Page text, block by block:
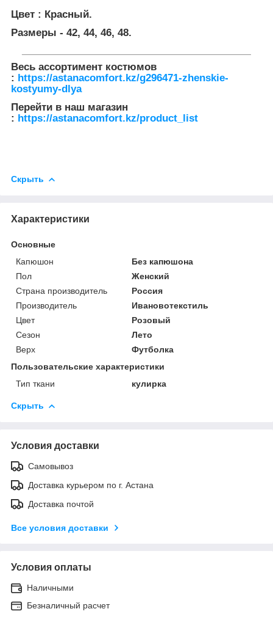
Цвет : Красный.
Размеры - 42, 44, 46, 48.
Весь ассортимент костюмов
: https://astanacomfort.kz/g296471-zhenskie-
kostyumy-dlya​
Перейти в наш магазин
: https://astanacomfort.kz/product_list
Скрыть
Характеристики
Основные
Капюшон
Без капюшона
Пол
Женский
Страна производитель
Россия
Производитель
Ивановотекстиль
Цвет
Розовый
Сезон
Лето
Верх
Футболка
Пользовательские характеристики
Тип ткани
кулирка
Скрыть
Условия доставки
Самовывоз
Доставка курьером по г. Астана
Доставка почтой
Все условия доставки
Условия оплаты
Наличными
Безналичный расчет